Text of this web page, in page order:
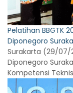
Pelatihan BBGTK
Diponegoro
Surakarta (29/07/
Diponegoro
Kompetensi